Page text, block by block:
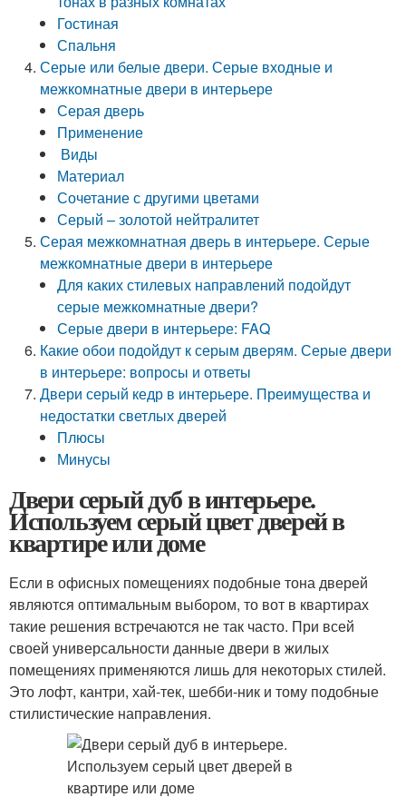
Гостиная
Спальня
Серые или белые двери. Серые входные и
межкомнатные двери в интерьере
Серая дверь
Применение
Виды
Материал
Сочетание с другими цветами
Серый – золотой нейтралитет
Серая межкомнатная дверь в интерьере. Серые
межкомнатные двери в интерьере
Для каких стилевых направлений подойдут
серые межкомнатные двери?
Серые двери в интерьере: FAQ
Какие обои подойдут к серым дверям. Серые двери
в интерьере: вопросы и ответы
Двери серый кедр в интерьере. Преимущества и
недостатки светлых дверей
Плюсы
Минусы
Двери серый дуб в интерьере.
Используем серый цвет дверей в
квартире или доме
Если в офисных помещениях подобные тона дверей
являются оптимальным выбором, то вот в квартирах
такие решения встречаются не так часто. При всей
своей универсальности данные двери в жилых
помещениях применяются лишь для некоторых стилей.
Это лофт, кантри, хай-тек, шебби-ник и тому подобные
стилистические направления.